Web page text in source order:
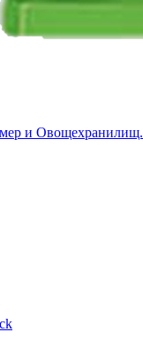
и Овощехранилищ.